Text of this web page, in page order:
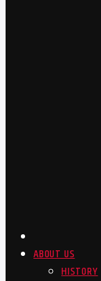
ABOUT US
HISTORY